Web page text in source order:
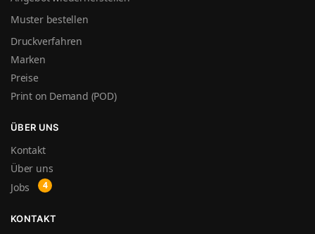
Muster bestellen
Druckverfahren
Marken
Preise
Print on Demand (POD)
ÜBER UNS
Kontakt
Über uns
Jobs
KONTAKT